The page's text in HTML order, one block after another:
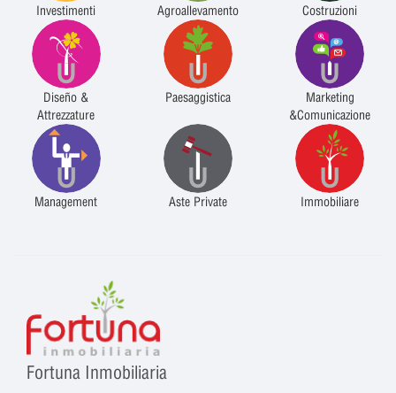
Investimenti Agroallevamento Costruzioni
Diseño &
Attrezzature
Paesaggistica
Marketing
&Comunicazione
Management Aste Private Immobiliare
Fortuna Inmobiliaria